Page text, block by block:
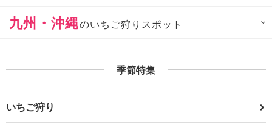
九州・沖縄のいちご狩りスポット
季節特集
いちご狩り